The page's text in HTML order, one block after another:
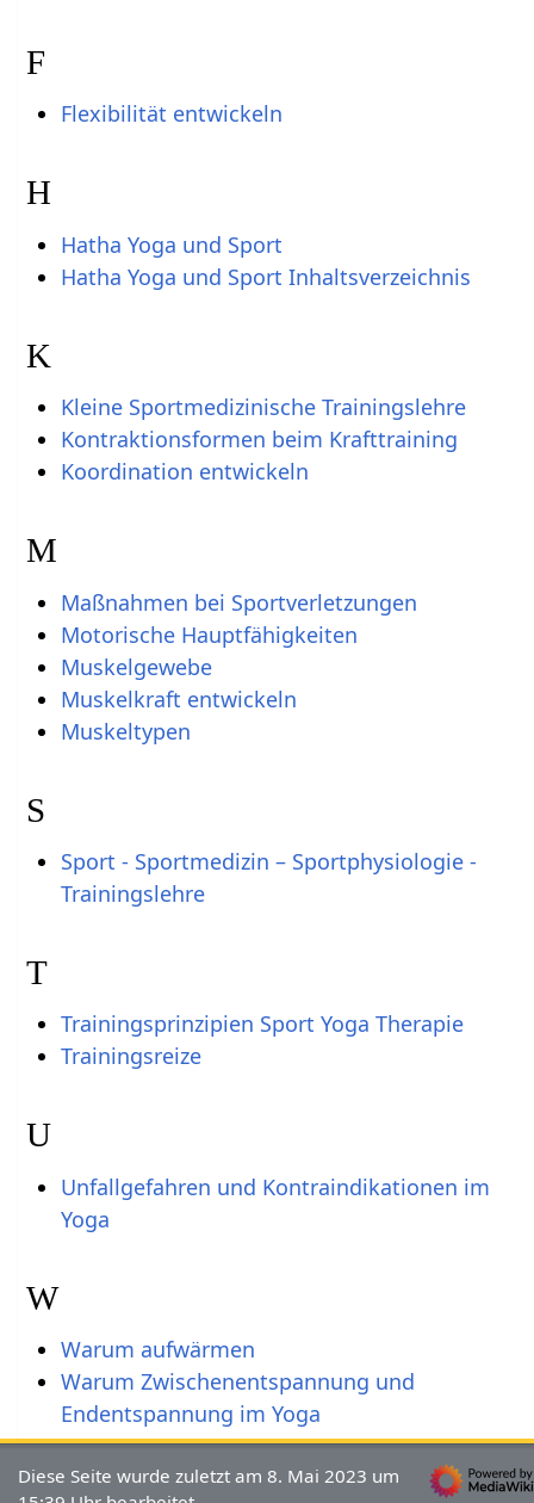
F
Flexibilität entwickeln
H
Hatha Yoga und Sport
Hatha Yoga und Sport Inhaltsverzeichnis
K
Kleine Sportmedizinische Trainingslehre
Kontraktionsformen beim Krafttraining
Koordination entwickeln
M
Maßnahmen bei Sportverletzungen
Motorische Hauptfähigkeiten
Muskelgewebe
Muskelkraft entwickeln
Muskeltypen
S
Sport - Sportmedizin – Sportphysiologie -
Trainingslehre
T
Trainingsprinzipien Sport Yoga Therapie
Trainingsreize
U
Unfallgefahren und Kontraindikationen im
Yoga
W
Warum aufwärmen
Warum Zwischenentspannung und
Endentspannung im Yoga
Diese Seite wurde zuletzt am 8. Mai 2023 um